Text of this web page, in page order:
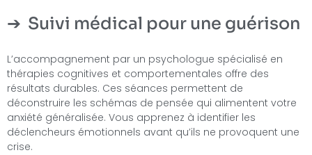
Suivi médical pour une guérison
L’accompagnement par un psychologue spécialisé en
thérapies cognitives et comportementales offre des
résultats durables. Ces séances permettent de
déconstruire les schémas de pensée qui alimentent votre
anxiété généralisée. Vous apprenez à identifier les
déclencheurs émotionnels avant qu’ils ne provoquent une
crise.